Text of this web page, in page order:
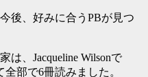
後、好みに合うPBが見つ
は、Jacqueline Wilsonで
部で6冊読みました。